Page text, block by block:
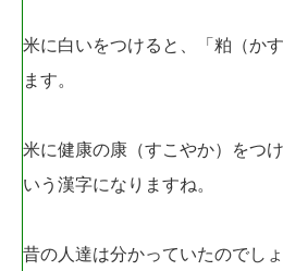
米に白いをつけると、「粕（か
ます。
米に健康の康（すこやか）をつ
いう漢字になりますね。
昔の人達は分かっていたのでしょ